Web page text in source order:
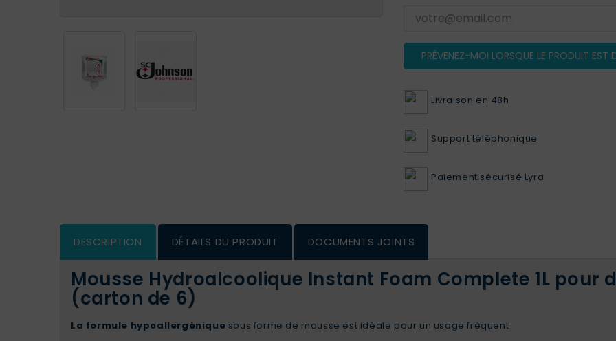
PRÉVENEZ-MOI LORSQUE LE PRODUIT EST
Livraison en 48h
Support téléphonique
Paiement sécurisé Lyra
DESCRIPTION DÉTAILS DU PRODUIT DOCUMENTS JOINTS
Mousse Hydroalcoolique Instant Foam Complete 1L pour
(carton de 6)
La formule hypoallergénique sous forme de mousse est idéale pour un usage fréquent